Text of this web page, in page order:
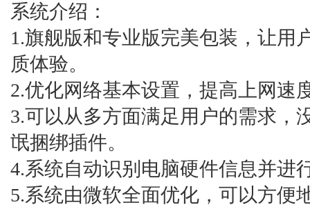
系统介绍：
1.旗舰版和专业版完美包装，让用
质体验。
2.优化网络基本设置，提高上网速
3.可以从多方面满足用户的需求，
氓捆绑插件。
4.系统自动识别电脑硬件信息并进
5.系统由微软全面优化，可以方便